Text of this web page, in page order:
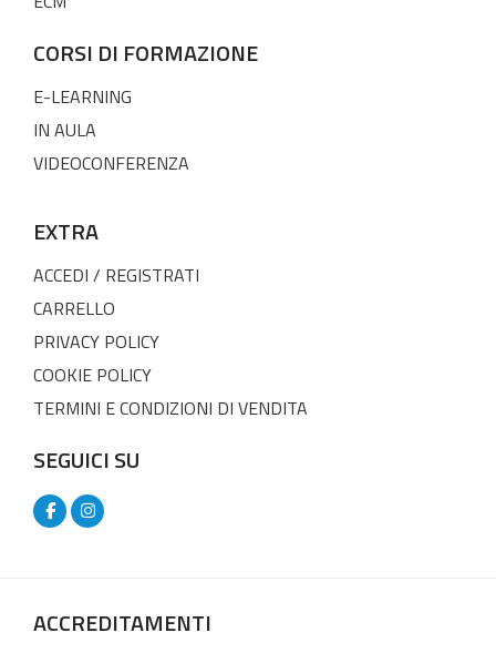
CORSI DI FORMAZIONE
E-LEARNING
IN AULA
VIDEOCONFERENZA
EXTRA
ACCEDI / REGISTRATI
CARRELLO
PRIVACY POLICY
COOKIE POLICY
TERMINI E CONDIZIONI DI VENDITA
SEGUICI SU
ACCREDITAMENTI